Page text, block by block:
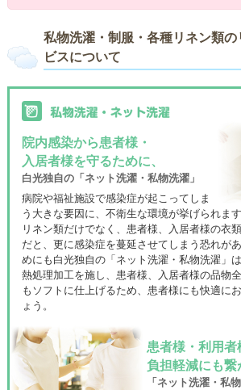
私物洗濯・制服・各種リネン類
ビスについて
院内感染から患者様・
入居者様を守るために、
白光独自の「ネット洗濯・私物洗濯」
病院や福祉施設で感染症が起こってしま
う大きな要因に、不衛生な環境が挙げられま
リネン類だけでなく、患者様、入居者様の衣
だと、更に感染症を蔓延させてしまう恐れが
めにも白光独自の「ネット洗濯・私物洗濯」
熱処理加工を施し、患者様、入居者様の品物
もソフトに仕上げるため、患者様にも快適に
ょう。
患者様・利用者
負担軽減にも繋
「ネット洗濯・私物